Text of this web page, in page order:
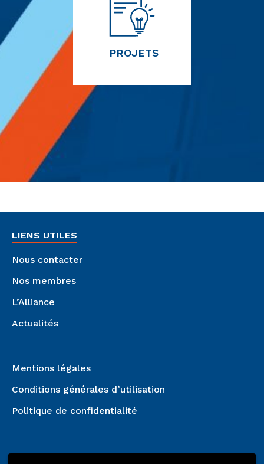
PROJETS
LIENS UTILES
Nous contacter
Nos membres
L’Alliance
Actualités
Mentions légales
Conditions générales d’utilisation
Politique de confidentialité